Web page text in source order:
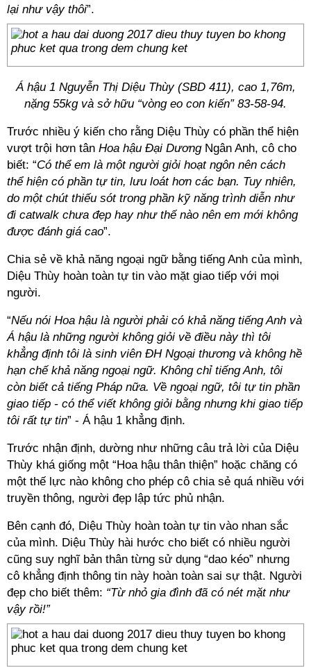
lại như vậy thôi”.
Á hậu 1 Nguyễn Thị Diệu Thùy (SBD 411), cao 1,76m,
nặng 55kg và sở hữu “vòng eo con kiến” 83-58-94.
Trước nhiều ý kiến cho rằng Diệu Thùy có phần thể hiện
vượt trội hơn tân Hoa hậu Đại Dương Ngân Anh, cô cho
biết: “Có thể em là một người giỏi hoạt ngôn nên cách
thể hiện có phần tự tin, lưu loát hơn các bạn. Tuy nhiên,
do một chút thiếu sót trong phần kỹ năng trình diễn như
đi catwalk chưa đẹp hay như thế nào nên em mới không
được đánh giá cao”.
Chia sẻ về khả năng ngoại ngữ bằng tiếng Anh của mình,
Diệu Thùy hoàn toàn tự tin vào mặt giao tiếp với mọi
người.
“Nếu nói Hoa hậu là người phải có khả năng tiếng Anh và
Á hậu là những người không giỏi về điều này thì tôi
khẳng định tôi là sinh viên ĐH Ngoại thương và không hề
hạn chế khả năng ngoại ngữ. Không chỉ tiếng Anh, tôi
còn biết cả tiếng Pháp nữa. Về ngoại ngữ, tôi tự tin phần
giao tiếp - có thể viết không giỏi bằng nhưng khi giao tiếp
tôi rất tự tin” - Á hậu 1 khẳng định.
Trước nhận định, dường như những câu trả lời của Diệu
Thùy khá giống một “Hoa hậu thân thiện” hoặc chăng có
một thế lực nào không cho phép cô chia sẻ quá nhiều với
truyền thông, người đẹp lập tức phủ nhận.
Bên cạnh đó, Diệu Thùy hoàn toàn tự tin vào nhan sắc
của mình. Diệu Thùy hài hước cho biết có nhiều người
cũng suy nghĩ bản thân từng sử dụng “dao kéo” nhưng
cô khẳng định thông tin này hoàn toàn sai sự thật. Người
đẹp cho biết thêm: “Từ nhỏ gia đình đã có nét mặt như
vậy rồi!”